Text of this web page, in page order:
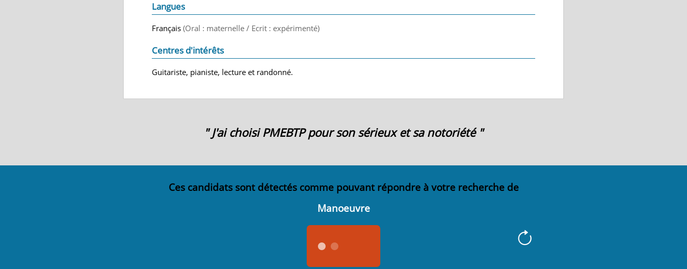
Langues
Français (Oral : maternelle / Ecrit : expérimenté)
Centres d'intérêts
Guitariste, pianiste, lecture et randonné.
" J'ai choisi PMEBTP pour son sérieux et sa notoriété "
Ces candidats sont détectés comme pouvant répondre à votre recherche de
Manoeuvre